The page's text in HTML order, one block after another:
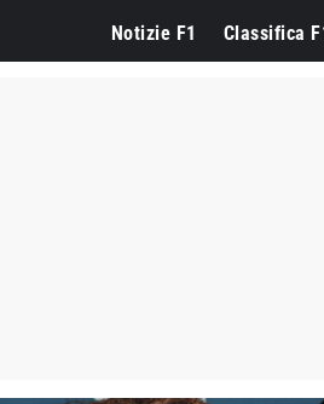
Notizie F1 Classifica